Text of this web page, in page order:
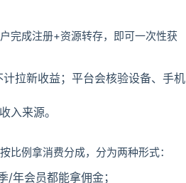
完成注册+资源转存，即可一次性获
拉新收益；平台会核验设备、手机
入来源。
比例拿消费分成，分为两种形式：
年会员都能拿佣金；